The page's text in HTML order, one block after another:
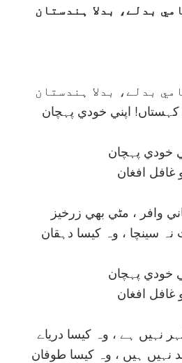
بدلے، بدلا ہندستان
بدلے، بدلا ہندستان
کہستاں! اپني خودي پہچان
خودي پہچان
غافل افغان
وافر ، مٹي بھي زرخيز
نہ سينچا ، وہ کيسا دہقان
خودي پہچان
غافل افغان
نہيں ہے ، وہ کيسا درياے
نہيں ہيں ، وہ کيسا طوفان